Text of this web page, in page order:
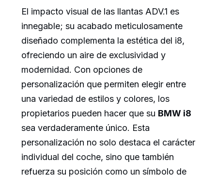
El impacto visual de las llantas ADV.1 es
innegable; su acabado meticulosamente
diseñado complementa la estética del i8,
ofreciendo un aire de exclusividad y
modernidad. Con opciones de
personalización que permiten elegir entre
una variedad de estilos y colores, los
propietarios pueden hacer que su BMW i8
sea verdaderamente único. Esta
personalización no solo destaca el carácter
individual del coche, sino que también
refuerza su posición como un símbolo de